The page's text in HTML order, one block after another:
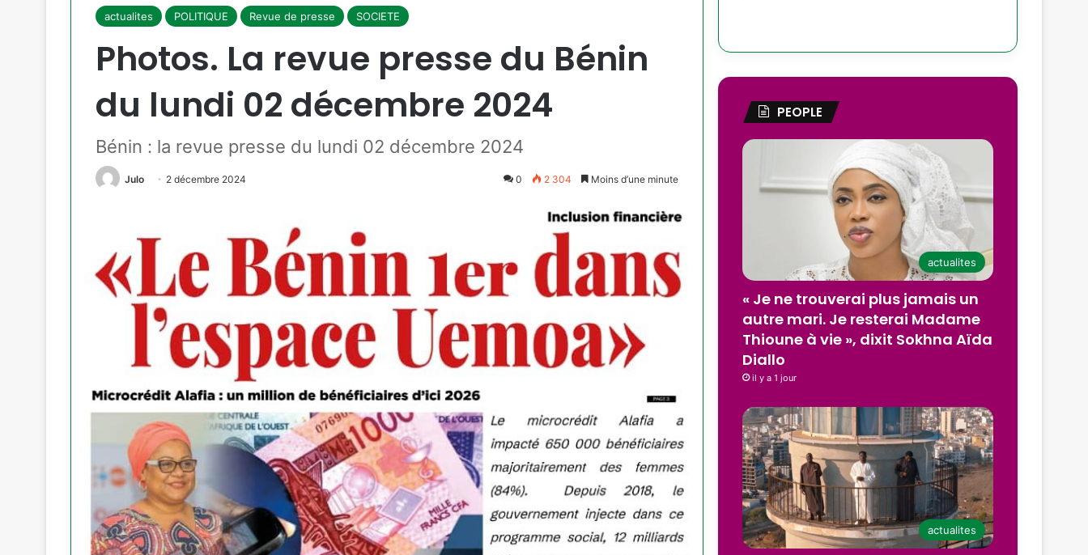
actualites POLITIQUE Revue de presse SOCIETE
Photos. La revue presse du Bénin
du lundi 02 décembre 2024
Bénin : la revue presse du lundi 02 décembre 2024
Julo 2 décembre 2024 0 2 304 Moins d’une minute
PEOPLE
actualites
« Je ne trouverai plus jamais un
autre mari. Je resterai Madame
Thioune à vie », dixit Sokhna Aïda
Diallo
il y a 1 jour
actualites